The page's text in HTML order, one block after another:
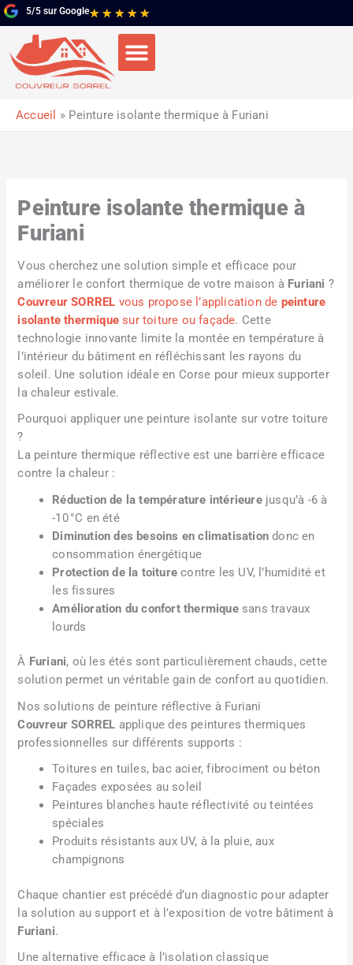
Aller
au
contenu
5/5 sur Google★ ★ ★ ★ ★Noté
5
5
Accueil Peinture isolante thermique à Furiani
Peinture isolante thermique à
Furiani
Vous cherchez une solution simple et efficace pour
améliorer le confort thermique de votre maison à Furiani ?
Couvreur SORREL vous propose l’application de peinture
isolante thermique sur toiture ou façade. Cette
technologie innovante limite la montée en température à
l’intérieur du bâtiment en réfléchissant les rayons du
soleil. Une solution idéale en Corse pour mieux supporter
la chaleur estivale.
Pourquoi appliquer une peinture isolante sur votre toiture
?
La peinture thermique réflective est une barrière efficace
contre la chaleur :
Réduction de la température intérieurejusqu’à -6 à
-10 °C en été
Diminution des besoins en climatisation donc en
consommation énergétique
Protection de la toiture contre les UV, l’humidité et
les fissures
Amélioration du confort thermiquesans travaux
lourds
À Furiani, où les étés sont particulièrement chauds, cette
solution permet un véritable gain de confort au quotidien.
Nos solutions de peinture réflective à Furiani
Couvreur SORREL applique des peintures thermiques
professionnelles sur différents supports :
Toitures en tuiles, bac acier, fibrociment ou béton
Façades exposées au soleil
Peintures blanches haute réflectivité ou teintées
spéciales
Produits résistants aux UV, à la pluie, aux
champignons
Chaque chantier est précédé d’un diagnostic pour adapter
la solution au support et à l’exposition de votre bâtiment à
Furiani.
Une alternative efficace à l’isolation classique